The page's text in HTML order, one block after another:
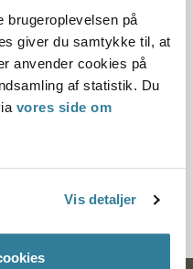
brugeroplevelsen på
giver du samtykke til, at
anvender cookies på
af statistik. Du
vores side om
Vis detaljer
vejledningsværdi.